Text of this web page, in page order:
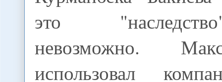
это
невозможно.
использовал